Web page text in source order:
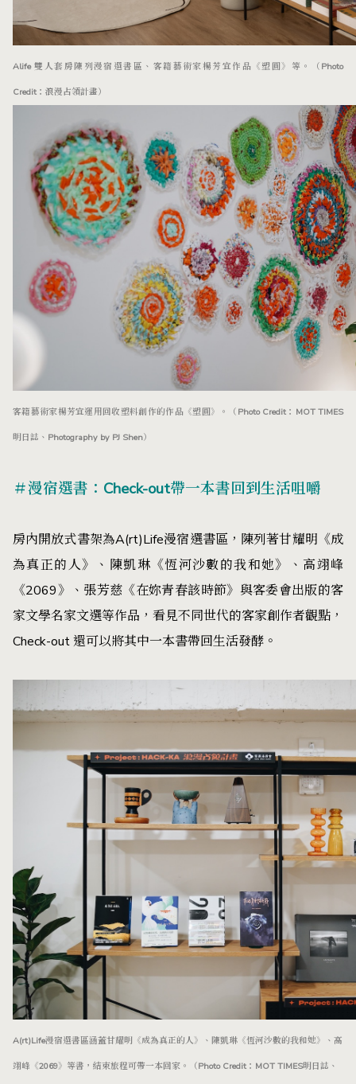
Alife 雙人套房陳列漫宿選書區、客籍藝術家楊芳宜作品《塑圓》等。（Photo
Credit：浪漫占領計畫）
客籍藝術家楊芳宜運用回收塑料創作的作品《塑圓》。（Photo Credit：MOT TIMES
明日誌、Photography by PJ Shen）
＃漫宿選書：Check-out帶一本書回到生活咀嚼
房內開放式書架為A(rt)Life漫宿選書區，陳列著甘耀明《成
為真正的人》、陳凱琳《恆河沙數的我和她》、高翊峰
《2069》、張芳慈《在妳青春該時節》與客委會出版的客
家文學名家文選等作品，看見不同世代的客家創作者觀點，
Check-out 還可以將其中一本書帶回生活發酵。
A(rt)Life漫宿選書區涵蓋甘耀明《成為真正的人》、陳凱琳《恆河沙數的我和她》、高
翊峰《2069》等書，結束旅程可帶一本回家。（Photo Credit：MOT TIMES明日誌、